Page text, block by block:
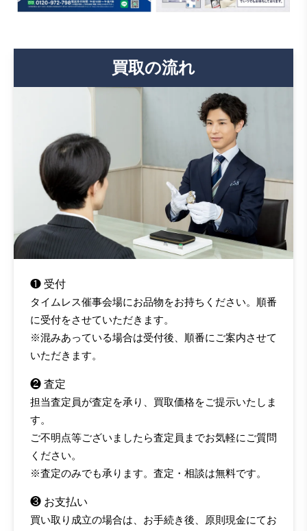
買取の流れ
❶ 受付
タイムレス催事会場にお品物をお持ちください。順番
に受付をさせていただきます。
※混みあっている場合は受付後、順番にご案内させて
いただきます。
❷ 査定
担当査定員が査定を承り、買取価格をご提示いたしま
す。
ご不明点等ございましたら査定員までお気軽にご質問
ください。
※査定のみでも承ります。査定・相談は無料です。
❸ お支払い
買い取り成立の場合は、お手続き後、原則現金にてお